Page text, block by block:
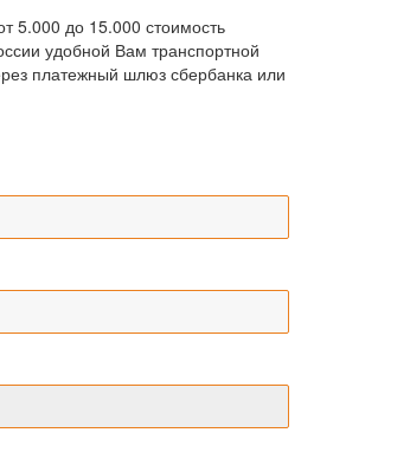
5.000 до 15.000 стоимость
удобной Вам транспортной
платежный шлюз сбербанка или